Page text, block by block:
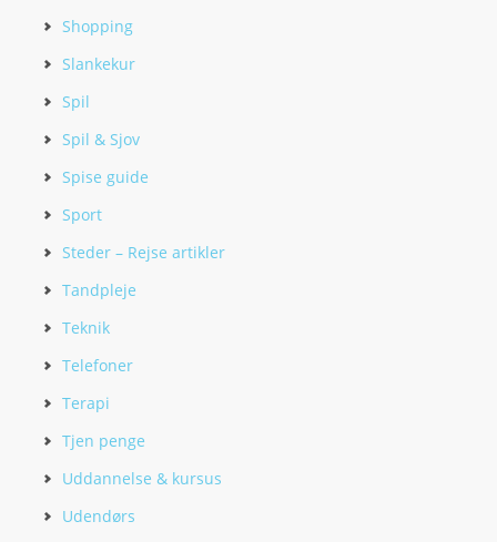
Shopping
Slankekur
Spil
Spil & Sjov
Spise guide
Sport
Steder – Rejse artikler
Tandpleje
Teknik
Telefoner
Terapi
Tjen penge
Uddannelse & kursus
Udendørs